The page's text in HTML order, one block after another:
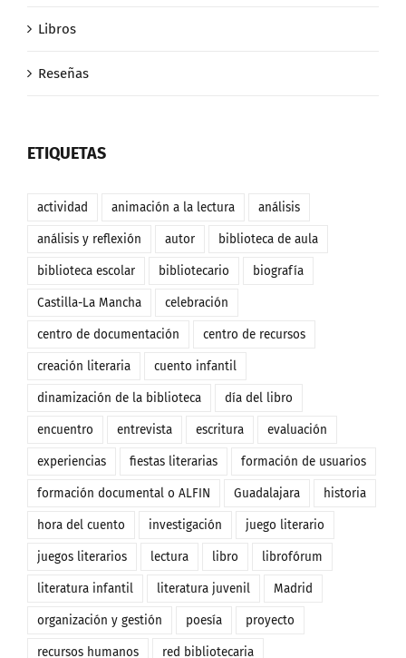
Libros
Reseñas
ETIQUETAS
actividad animación a la lectura análisis
análisis y reflexión autor biblioteca de aula
biblioteca escolar bibliotecario biografía
Castilla-La Mancha celebración
centro de documentación centro de recursos
creación literaria cuento infantil
dinamización de la biblioteca día del libro
encuentro entrevista escritura evaluación
experiencias fiestas literarias formación de usuarios
formación documental o ALFIN Guadalajara historia
hora del cuento investigación juego literario
juegos literarios lectura libro librofórum
literatura infantil literatura juvenil Madrid
organización y gestión poesía proyecto
recursos humanos red bibliotecaria